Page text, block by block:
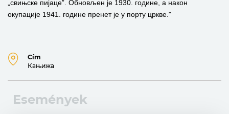
„свињске пијаце”. Обновљен је 1930. године, а након
окупације 1941. године пренет је у порту цркве."
Cím
Кањижа
Események